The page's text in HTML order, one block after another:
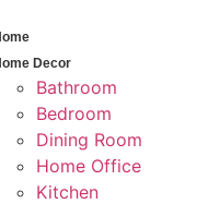
Decor
Bathroom
Bedroom
Dining Room
Home Office
Kitchen